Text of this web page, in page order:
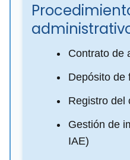
Contrato de
Depósito de
Registro del
Gestión de
IAE)